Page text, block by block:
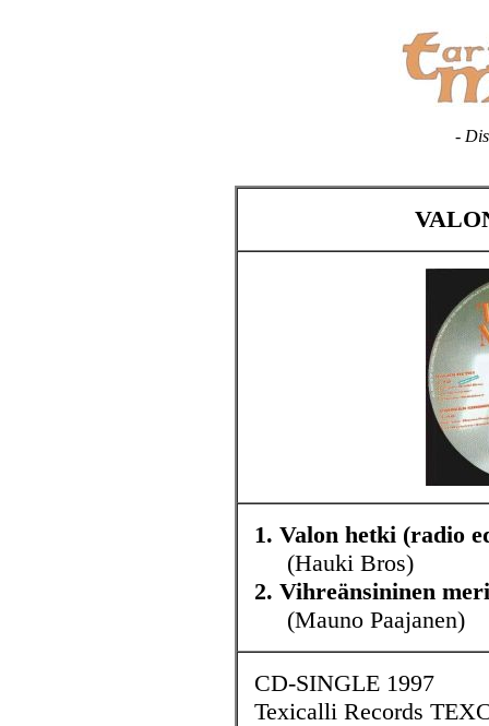
-
1. Valon hetki (radio
(Hauki Bros)
2. Vihreänsininen meri
(Mauno Paajanen)
CD-SINGLE 1997
Texicalli Records